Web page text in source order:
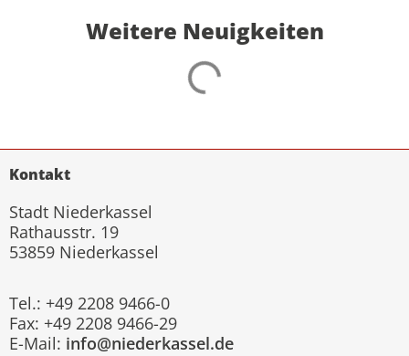
Weitere Neuigkeiten
Kontakt
Stadt Niederkassel
Rathausstr. 19
53859 Niederkassel
Tel.: +49 2208 9466-0
Fax: +49 2208 9466-29
E-Mail: info@niederkassel.de